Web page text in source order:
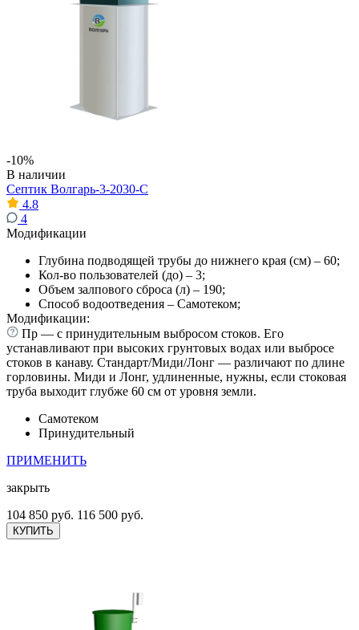
-10%
В наличии
Септик Волгарь-3-2030-С
4.8
4
Модификации
Глубина подводящей трубы до нижнего края (см) – 60;
Кол-во пользователей (до) – 3;
Объем залпового сброса (л) – 190;
Способ водоотведения – Самотеком;
Модификации:
Пр — с принудительным выбросом стоков. Его
устанавливают при высоких грунтовых водах или выбросе
стоков в канаву. Стандарт/Миди/Лонг — различают по длине
горловины. Миди и Лонг, удлиненные, нужны, если стоковая
труба выходит глубже 60 см от уровня земли.
Самотеком
Принудительный
ПРИМЕНИТЬ
закрыть
104 850 руб. 116 500 руб.
КУПИТЬ